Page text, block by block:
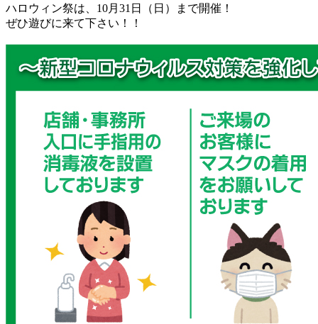
ハロウィン祭は、10月31日（日）まで開催！
ぜひ遊びに来て下さい！！